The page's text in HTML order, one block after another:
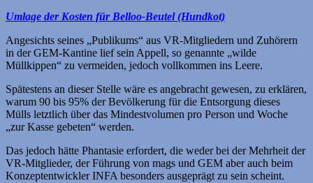
Umlage der Kosten für Belloo-Beutel (Hundkot)
Angesichts seines „Publikums“ aus VR-Mitgliedern und Zuhörern
in der GEM-Kantine lief sein Appell, so genannte „wilde
Müllkippen“ zu vermeiden, jedoch vollkommen ins Leere.
Spätestens an dieser Stelle wäre es angebracht gewesen, zu erklären,
warum 90 bis 95% der Bevölkerung für die Entsorgung dieses
Mülls letztlich über das Mindestvolumen pro Person und Woche
„zur Kasse gebeten“ werden.
Das jedoch hätte Phantasie erfordert, die weder bei der Mehrheit der
VR-Mitglieder, der Führung von mags und GEM aber auch beim
Konzeptentwickler INFA besonders ausgeprägt zu sein scheint.